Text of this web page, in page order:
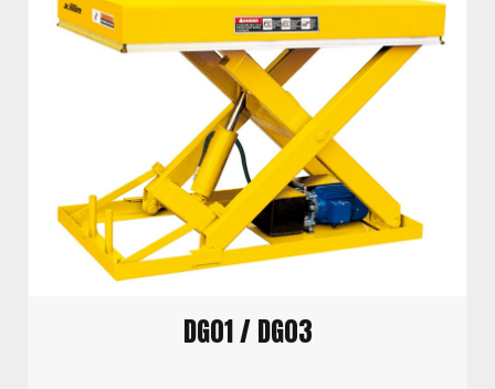
DG01 / DG03